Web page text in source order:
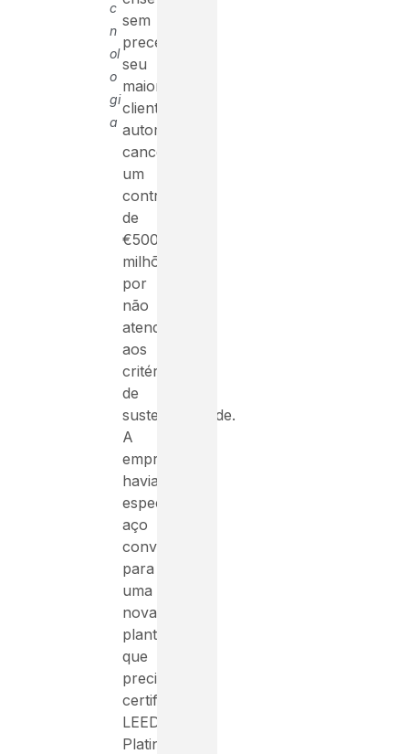
c
n
ol
o
gi
a
sem
precedentes:
seu
maior
cliente
automotivo
cancelou
um
contrato
de
€500
milhões
por
não
atender
aos
critérios
de
sustentabilidade.
A
empresa
havia
especificado
aço
convencional
para
uma
nova
planta
que
precisava
certificação
LEED
Platinum.